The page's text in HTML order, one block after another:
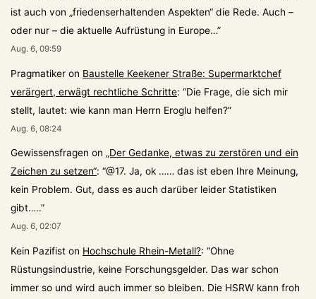
ist auch von „friedenserhaltenden Aspekten“ die Rede. Auch –
oder nur – die aktuelle Aufrüstung in Europe…”
Aug. 6, 09:59
Pragmatiker on Baustelle Keekener Straße: Supermarktchef
verärgert, erwägt rechtliche Schritte: “Die Frage, die sich mir
stellt, lautet: wie kann man Herrn Eroglu helfen?”
Aug. 6, 08:24
Gewissensfragen on „Der Gedanke, etwas zu zerstören und ein
Zeichen zu setzen“: “@17. Ja, ok …… das ist eben Ihre Meinung,
kein Problem. Gut, dass es auch darüber leider Statistiken
gibt…..”
Aug. 6, 02:07
Kein Pazifist on Hochschule Rhein-Metall?: “Ohne
Rüstungsindustrie, keine Forschungsgelder. Das war schon
immer so und wird auch immer so bleiben. Die HSRW kann froh